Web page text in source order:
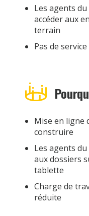
Les agents
accéder aux
terrain
Pas de
Mise en ligne
construire
Les agents
aux dossiers
tablette
Charge de
réduite